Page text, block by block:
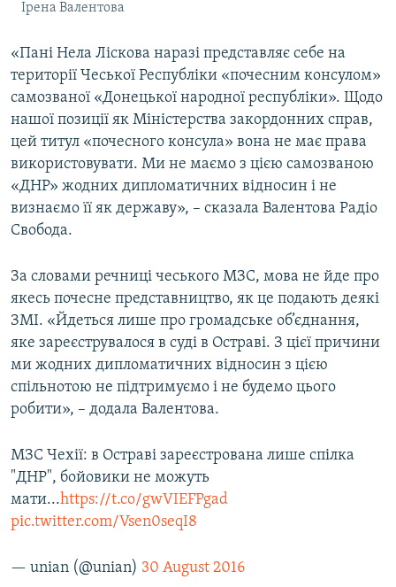
Ірена Валентова
«Пані Нела Ліскова наразі представляє себе на
території Чеської Республіки «почесним консулом»
самозваної «Донецької народної республіки». Щодо
нашої позиції як Міністерства закордонних справ,
цей титул «почесного консула» вона не має права
використовувати. Ми не маємо з цією самозваною
«ДНР» жодних дипломатичних відносин і не
визнаємо її як державу», – сказала Валентова Радіо
Свобода.
За словами речниці чеського МЗС, мова не йде про
якесь почесне представництво, як це подають деякі
ЗМІ. «Йдеться лише про громадське об’єднання,
яке зареєструвалося в суді в Остраві. З цієї причини
ми жодних дипломатичних відносин з цією
спільнотою не підтримуємо і не будемо цього
робити», – додала Валентова.
МЗС Чехії: в Остраві зареєстрована лише спілка
"ДНР", бойовики не можуть
мати...https://t.co/gwVIEFPgad
pic.twitter.com/Vsen0seqI8
— unian (@unian) 30 August 2016